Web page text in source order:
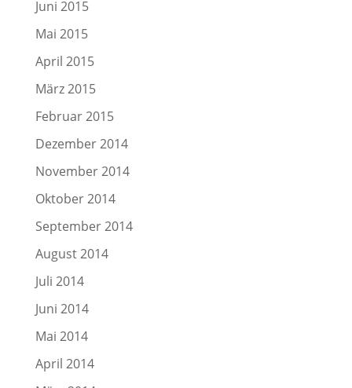
Juni 2015
Mai 2015
April 2015
März 2015
Februar 2015
Dezember 2014
November 2014
Oktober 2014
September 2014
August 2014
Juli 2014
Juni 2014
Mai 2014
April 2014